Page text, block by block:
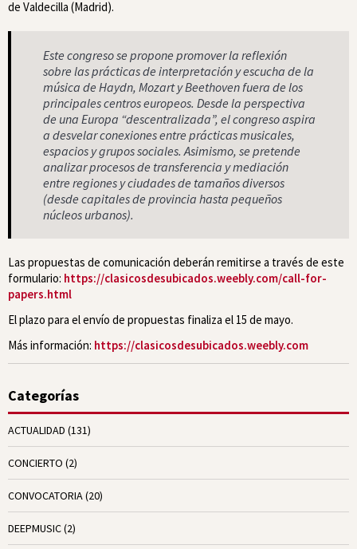
de Valdecilla (Madrid).
Este congreso se propone promover la reflexión
sobre las prácticas de interpretación y escucha de la
música de Haydn, Mozart y Beethoven fuera de los
principales centros europeos. Desde la perspectiva
de una Europa “descentralizada”, el congreso aspira
a desvelar conexiones entre prácticas musicales,
espacios y grupos sociales. Asimismo, se pretende
analizar procesos de transferencia y mediación
entre regiones y ciudades de tamaños diversos
(desde capitales de provincia hasta pequeños
núcleos urbanos).
Las propuestas de comunicación deberán remitirse a través de este
formulario: https://clasicosdesubicados.weebly.com/call-for-
papers.html
El plazo para el envío de propuestas finaliza el 15 de mayo.
Más información: https://clasicosdesubicados.weebly.com
Categorías
ACTUALIDAD (131)
CONCIERTO (2)
CONVOCATORIA(20)
DEEPMUSIC(2)